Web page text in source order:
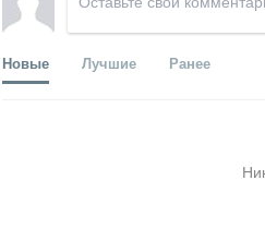
Новые Лучшие Ранее